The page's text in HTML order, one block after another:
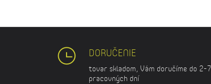
DORUČENIE
tovar skladom, Vám doručíme do 2-7
pracovných dní